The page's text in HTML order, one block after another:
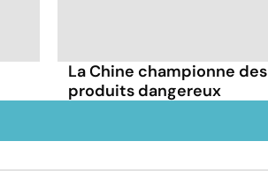
La Chine championne des
produits dangereux